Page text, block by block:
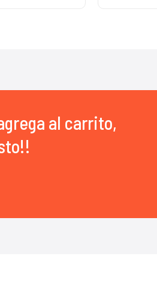
al carrito,